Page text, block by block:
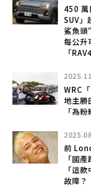
450 萬
SUV」
鯊魚頭
每公升
「
WRC
地主勝
「為粉
前
「國產
「這
故障？